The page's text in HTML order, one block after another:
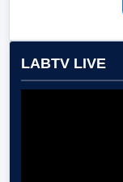
LABTV LIVE